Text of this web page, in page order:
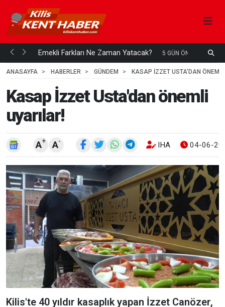
mi... Emekli Farkları Ne Zaman Yatacak? 5 GÜN ÖNCE
ANASAYFA
HABERLER GÜNDEM KASAP İZZET USTA'DAN ÖNEMLI
Kasap İzzet Usta'dan önemli
uyarılar!
A+ A- IHA 04-06-
Kilis'te 40 yıldır kasaplık yapan İzzet Canözer,